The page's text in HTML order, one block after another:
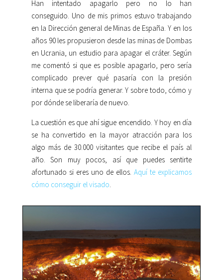
Han intentado apagarlo pero no lo han
conseguido. Uno de mis primos estuvo trabajando
en la Dirección general de Minas de España. Y en los
años 90 les propusieron desde las minas de Dombas
en Ucrania, un estudio para apagar el cráter. Según
me comentó si que es posible apagarlo, pero sería
complicado prever qué pasaría con la presión
interna que se podría generar. Y sobre todo, cómo y
por dónde se liberaría de nuevo.
La cuestión es que ahí sigue encendido. Y hoy en día
se ha convertido en la mayor atracción para los
algo más de 30.000 visitantes que recibe el país al
año. Son muy pocos, así que puedes sentirte
afortunado si eres uno de ellos.Aquí te explicamos
cómo conseguir el visado